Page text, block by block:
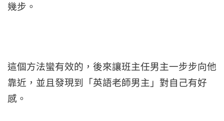
幾步。
這個方法蠻有效的，後來讓班主任男主一步步向他
靠近，並且發現到「英語老師男主」對自己有好
感。